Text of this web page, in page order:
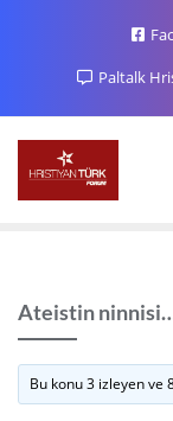
Paltalk
Ateistin
Bu konu 3 izleyen ve